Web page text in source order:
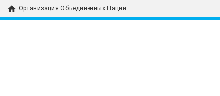
home Организация Объединенных Наций